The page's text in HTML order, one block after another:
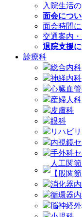
入院生活
面会につ
面会時間
交通案内
退院支援
診療科
総合内科
神経内科
心臓血
産婦人科
皮膚科
眼科
リハビ
内視鏡
手外科
人工関
【股関
消化器
循環器
脳神経